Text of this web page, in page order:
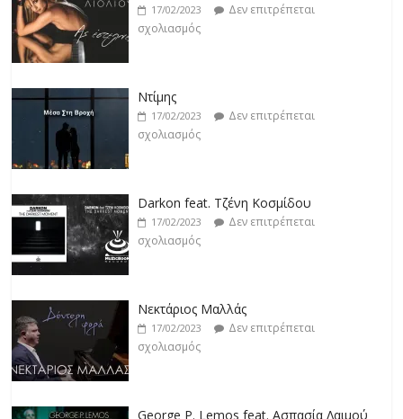
17/02/2023
Δεν επιτρέπεται
σχολιασμός
Ντίμης
17/02/2023
Δεν επιτρέπεται
σχολιασμός
Darkon feat. Τζένη Κοσμίδου
17/02/2023
Δεν επιτρέπεται
σχολιασμός
Νεκτάριος Μαλλάς
17/02/2023
Δεν επιτρέπεται
σχολιασμός
George P. Lemos feat. Ασπασία Λαιμού